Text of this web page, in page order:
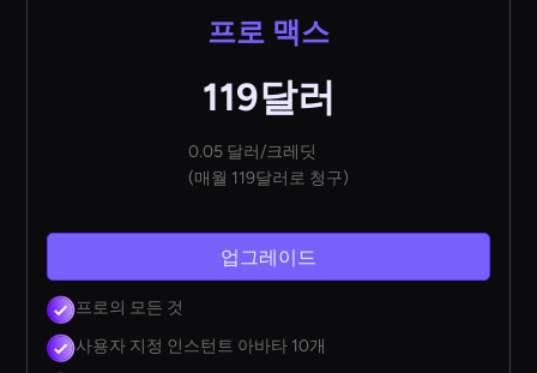
프로 맥스
119달러
0.05 달러/크레딧
(매월 119달러로 청구)
업그레이드
프로의 모든 것
사용자 지정 인스턴트 아바타 10개